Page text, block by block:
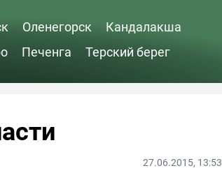
Оленегорск
Кандалакша
Печенга Терский берег
27.06.2015, 13:53